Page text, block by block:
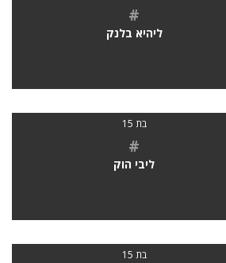
#
ליהיא בלנק
בת 15
#
ליבי הוק
בת 15